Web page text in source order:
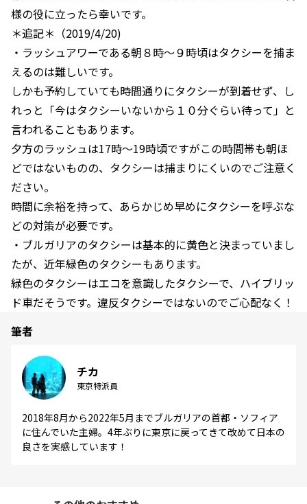
様の役に立ったら幸いです。
＊追記＊（2019/4/20)
・ラッシュアワーである朝８時〜９時頃はタクシーを捕ま
えるのは難しいです。
しかも予約していても時間通りにタクシーが到着せず、し
れっと「今はタクシーいないから１０分ぐらい待って」と
言われることもあります。
夕方のラッシュは17時〜19時頃ですがこの時間帯も朝ほ
どではないものの、タクシーは捕まりにくいのでご注意く
ださい。
時間に余裕を持って、あらかじめ早めにタクシーを呼ぶな
どの対策が必要です。
・ブルガリアのタクシーは基本的に黄色と決まっていまし
たが、近年緑色のタクシーもあります。
緑色のタクシーはエコを意識したタクシーで、ハイブリッ
ド車だそうです。違反タクシーではないのでご心配なく！
筆者
チカ
東京特派員
2018年8月から2022年5月までブルガリアの首都・ソフィア
に住んでいた主婦。4年ぶりに東京に戻ってきて改めて日本の
良さを実感しています！